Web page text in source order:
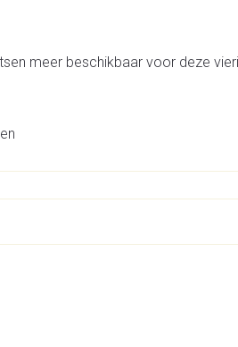
meer beschikbaar voor deze